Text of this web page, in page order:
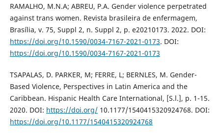
RAMALHO, M.N.A; ABREU, P.A. Gender violence perpetrated
against trans women. Revista brasileira de enfermagem,
Brasília, v. 75, Suppl 2, n. Suppl 2, p. e20210173. 2022. DOI:
https://doi.org/10.1590/0034-7167-2021-0173. DOI:
https://doi.org/10.1590/0034-7167-2021-0173
TSAPALAS, D. PARKER, M; FERRE, L; BERNLES, M. Gender-
Based Violence, Perspectives in Latin America and the
Caribbean. Hispanic Health Care International, [S.l.], p. 1-15.
2020. DOI: https://doi.org/10.1177/1540415320924768. DOI:
https://doi.org/10.1177/1540415320924768